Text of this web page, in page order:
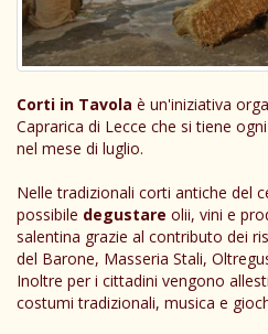
Corti in Tavola è un'iniziativa
Caprarica di Lecce che si tiene
nel mese di luglio.
Nelle tradizionali corti antiche del
possibile degustare olii, vini e
salentina grazie al contributo dei
del Barone, Masseria Stali,
Inoltre per i cittadini vengono
costumi tradizionali, musica e